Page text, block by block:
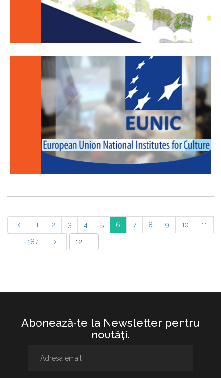
1 2 3 4 5 6 7 8 9 10 11
187
Abonează-te la Newsletter pentru
noutăţi.